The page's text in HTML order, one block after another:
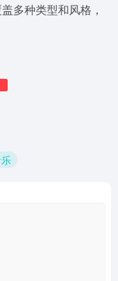
多种类型和风格，